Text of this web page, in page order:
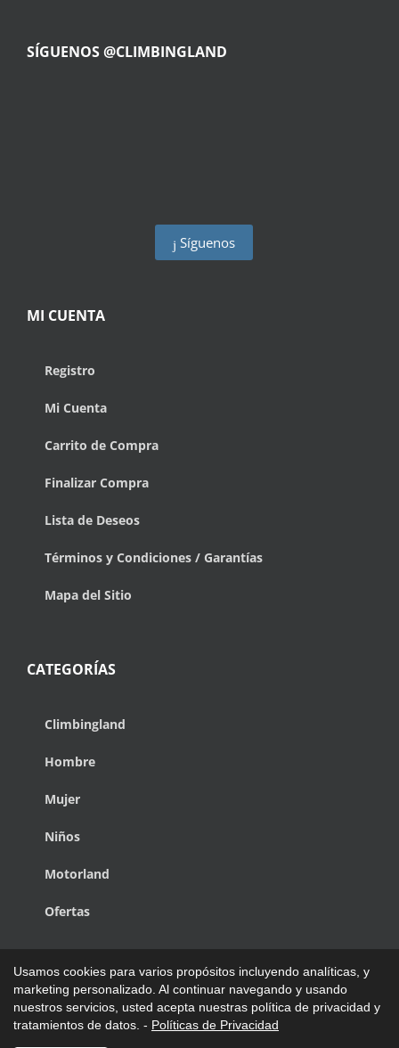
SÍGUENOS @CLIMBINGLAND
Síguenos
MI CUENTA
Registro
Mi Cuenta
Carrito de Compra
Finalizar Compra
Lista de Deseos
Términos y Condiciones / Garantías
Mapa del Sitio
CATEGORÍAS
Climbingland
Hombre
Mujer
Niños
Motorland
Ofertas
Copyright © 1988 - 2027 de Climbingland Pap Power | Todos los
Usamos cookies para varios propósitos incluyendo analíticas, y
marketing personalizado. Al continuar navegando y usando
nuestros servicios, usted acepta nuestras política de privacidad y
tratamientos de datos. - Políticas de Privacidad